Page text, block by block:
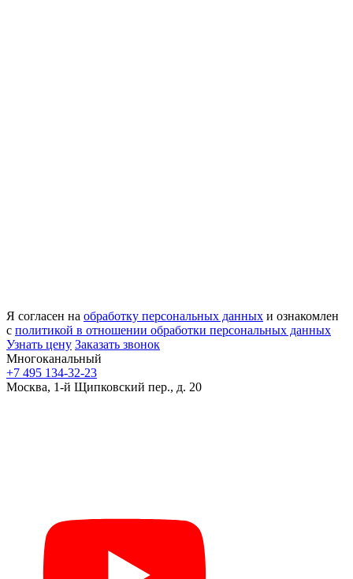
Я согласен на обработку персональных данных и ознакомлен
с политикой в отношении обработки персональных данных
Узнать цену Заказать звонок
Многоканальный
+7 495 134-32-23
Москва, 1-й Щипковский пер., д. 20